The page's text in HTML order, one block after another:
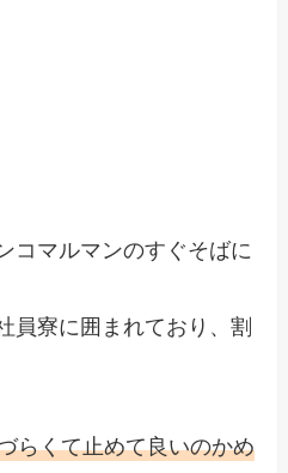
コマルマンのすぐそばに
員寮に囲まれており、割
らくて止めて良いのかめ